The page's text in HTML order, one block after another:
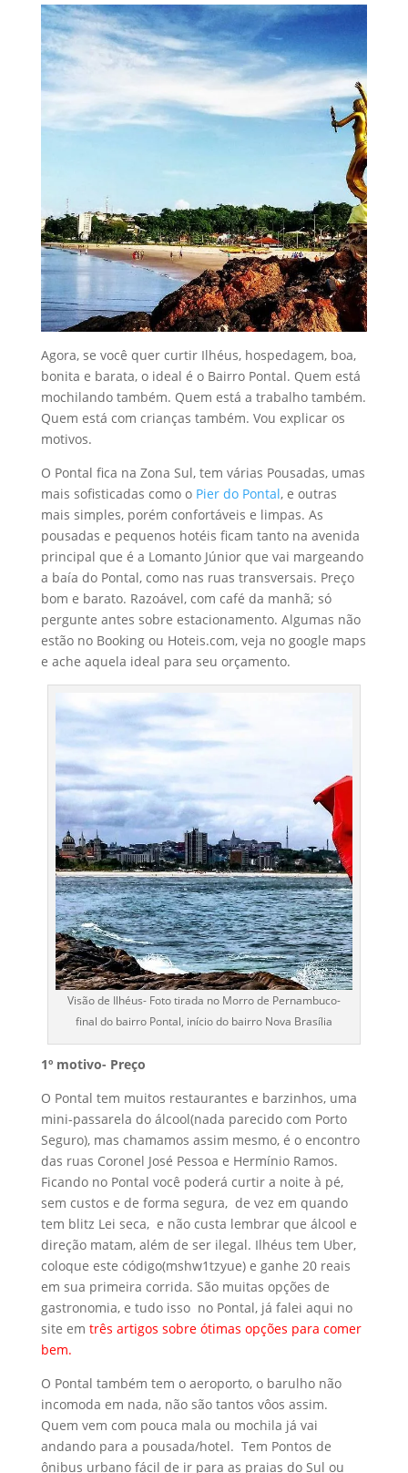
Agora, se você quer curtir Ilhéus, hospedagem, boa,
bonita e barata, o ideal é o Bairro Pontal. Quem está
mochilando também. Quem está a trabalho também.
Quem está com crianças também. Vou explicar os
motivos.
O Pontal fica na Zona Sul, tem várias Pousadas, umas
mais sofisticadas como o Pier do Pontal, e outras
mais simples, porém confortáveis e limpas. As
pousadas e pequenos hotéis ficam tanto na avenida
principal que é a Lomanto Júnior que vai margeando
a baía do Pontal, como nas ruas transversais. Preço
bom e barato. Razoável, com café da manhã; só
pergunte antes sobre estacionamento. Algumas não
estão no Booking ou Hoteis.com, veja no google maps
e ache aquela ideal para seu orçamento.
Visão de Ilhéus- Foto tirada no Morro de Pernambuco-
final do bairro Pontal, início do bairro Nova Brasília
1º motivo- Preço
O Pontal tem muitos restaurantes e barzinhos, uma
mini-passarela do álcool(nada parecido com Porto
Seguro), mas chamamos assim mesmo, é o encontro
das ruas Coronel José Pessoa e Hermínio Ramos.
Ficando no Pontal você poderá curtir a noite à pé,
sem custos e de forma segura, de vez em quando
tem blitz Lei seca, e não custa lembrar que álcool e
direção matam, além de ser ilegal. Ilhéus tem Uber,
coloque este código(mshw1tzyue) e ganhe 20 reais
em sua primeira corrida. São muitas opções de
gastronomia, e tudo isso no Pontal, já falei aqui no
site em três artigos sobre ótimas opções para comer
bem.
O Pontal também tem o aeroporto, o barulho não
incomoda em nada, não são tantos vôos assim.
Quem vem com pouca mala ou mochila já vai
andando para a pousada/hotel. Tem Pontos de
ônibus urbano fácil de ir para as praias do Sul ou